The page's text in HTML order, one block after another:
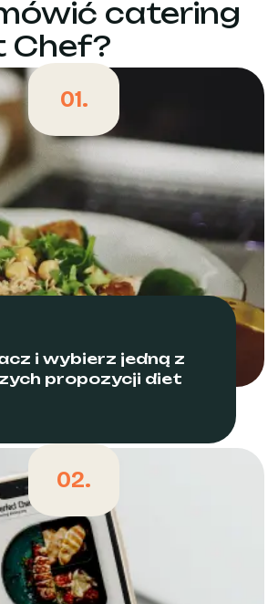
catering
Chef?
01.
i wybierz jedną z
propozycji diet
02.